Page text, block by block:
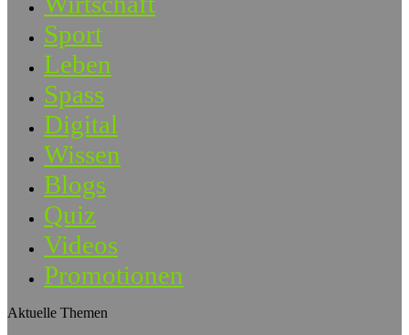
Sport
Leben
Spass
Digital
Wissen
Blogs
Quiz
Videos
Promotionen
Aktuelle Themen